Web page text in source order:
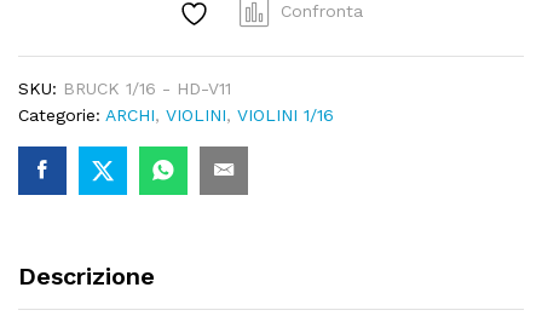
Confronta
SKU: BRUCK 1/16 - HD-V11
Categorie: ARCHI, VIOLINI, VIOLINI 1/16
Descrizione